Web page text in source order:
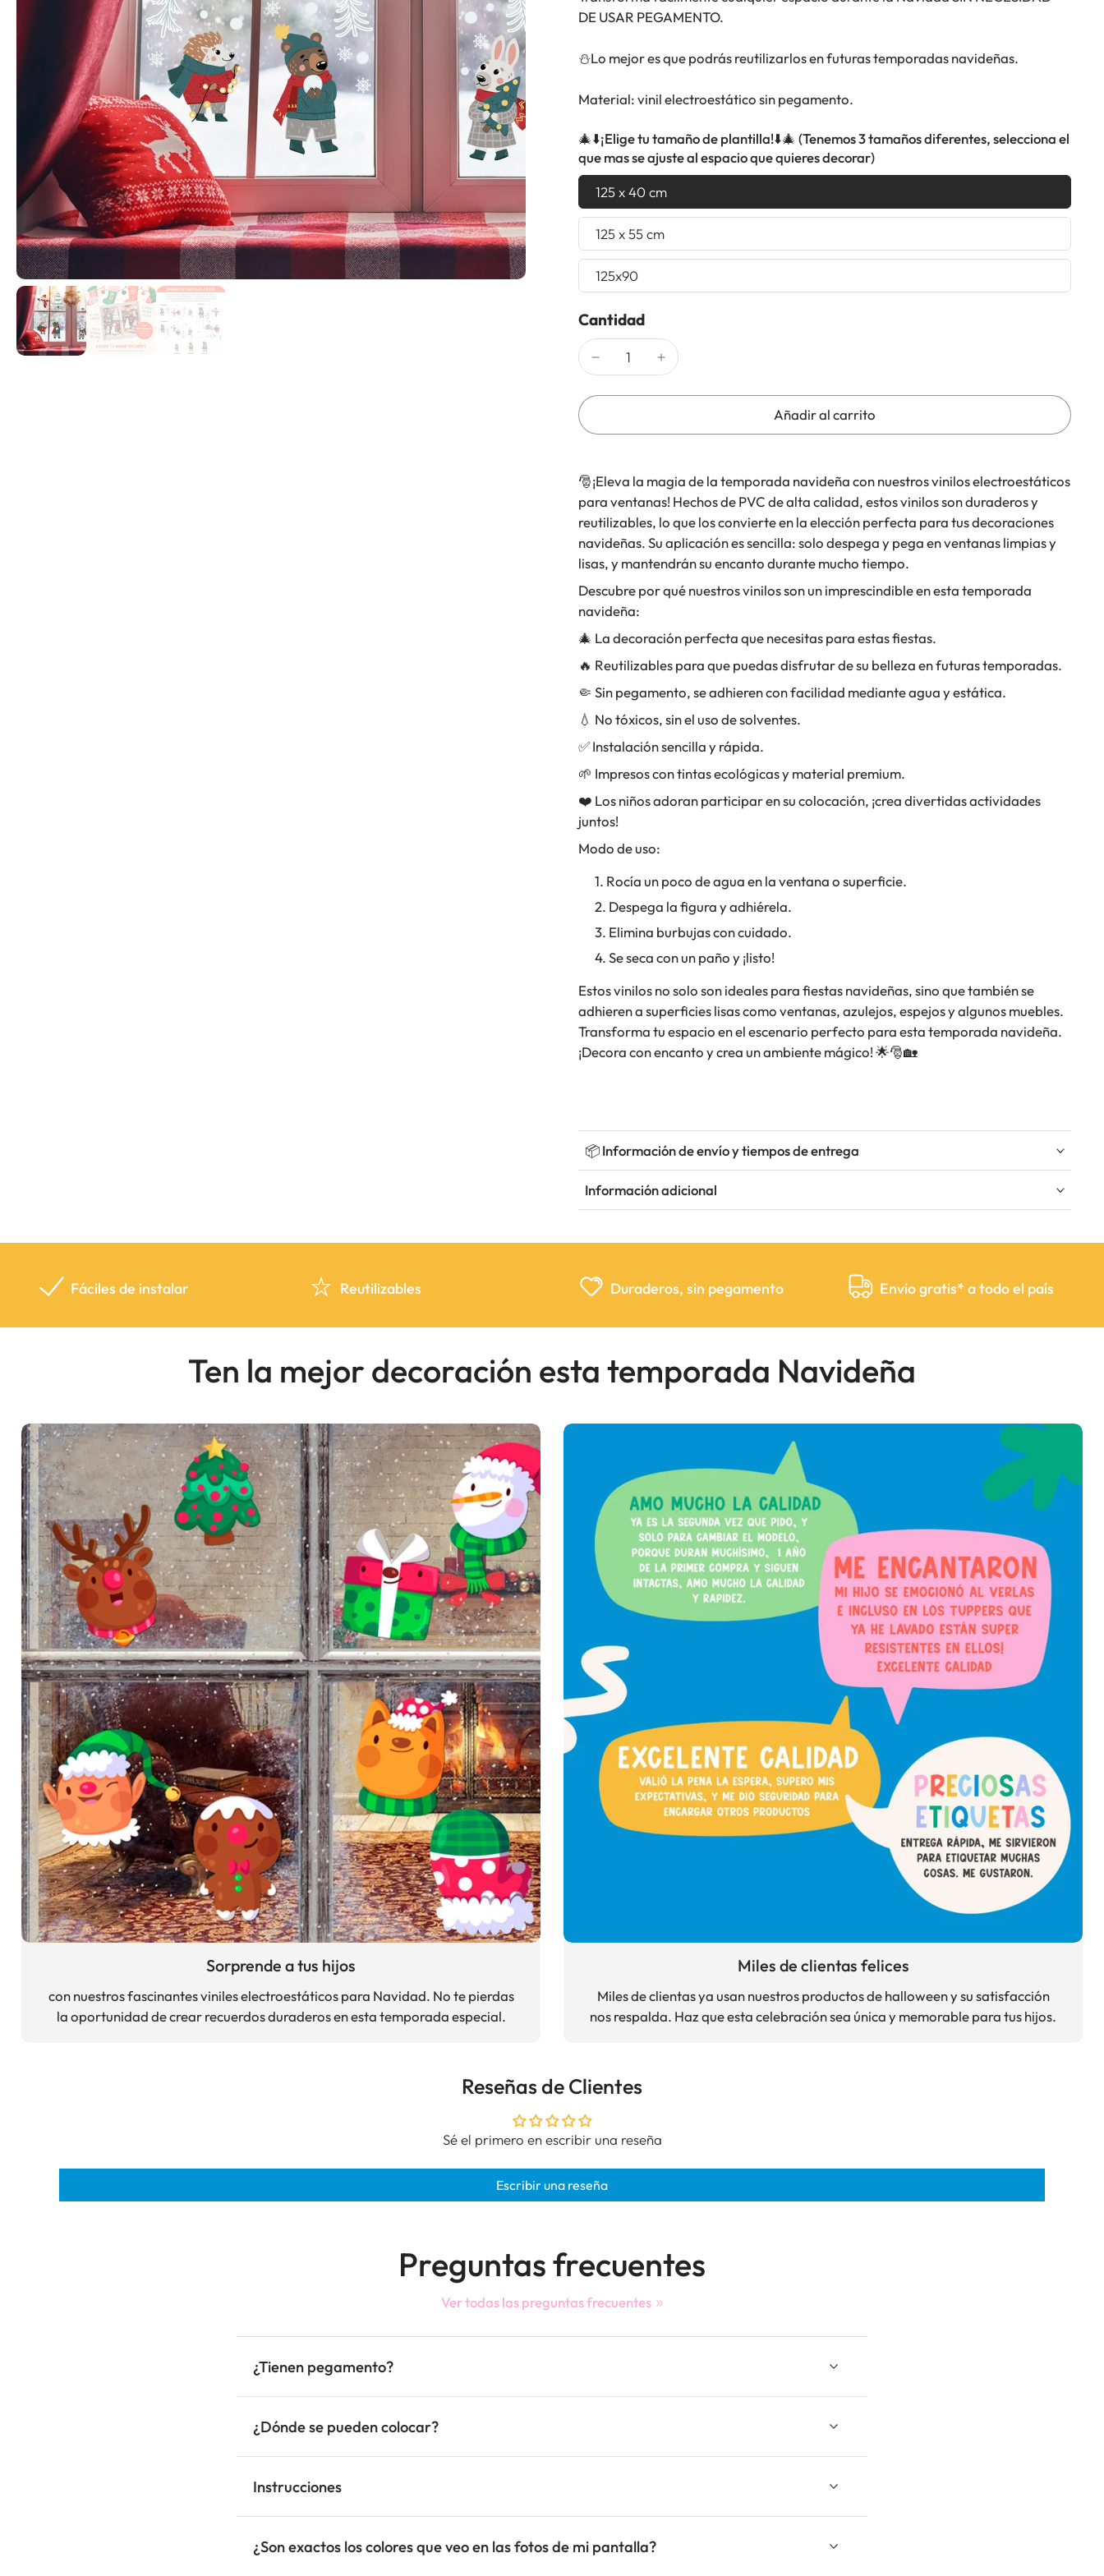
DE USAR PEGAMENTO.
⛄Lo mejor es que podrás reutilizarlos en futuras temporadas navideñas.
Material: vinil electroestático sin pegamento.
🎄⬇️¡Elige tu tamaño de plantilla!⬇️🎄 (Tenemos 3 tamaños diferentes, selecciona el
que mas se ajuste al espacio que quieres decorar)
125 x 40 cm
125 x 55 cm
125x90
Cantidad
Añadir al carrito
🎅¡Eleva la magia de la temporada navideña con nuestros vinilos electroestáticos
para ventanas! Hechos de PVC de alta calidad, estos vinilos son duraderos y
reutilizables, lo que los convierte en la elección perfecta para tus decoraciones
navideñas. Su aplicación es sencilla: solo despega y pega en ventanas limpias y
lisas, y mantendrán su encanto durante mucho tiempo.
Descubre por qué nuestros vinilos son un imprescindible en esta temporada
navideña:
🎄 La decoración perfecta que necesitas para estas fiestas.
🔥 Reutilizables para que puedas disfrutar de su belleza en futuras temporadas.
🤏 Sin pegamento, se adhieren con facilidad mediante agua y estática.
💧 No tóxicos, sin el uso de solventes.
✅ Instalación sencilla y rápida.
🌱 Impresos con tintas ecológicas y material premium.
❤️ Los niños adoran participar en su colocación, ¡crea divertidas actividades
juntos!
Modo de uso:
Rocía un poco de agua en la ventana o superficie.
Despega la figura y adhiérela.
Elimina burbujas con cuidado.
Se seca con un paño y ¡listo!
Estos vinilos no solo son ideales para fiestas navideñas, sino que también se
adhieren a superficies lisas como ventanas, azulejos, espejos y algunos muebles.
Transforma tu espacio en el escenario perfecto para esta temporada navideña.
¡Decora con encanto y crea un ambiente mágico! 🌟🎅🏡
📦 Información de envío y tiempos de entrega
Información adicional
Fáciles de instalar Reutilizables Duraderos, sin pegamento Envio gratis* a todo el país
Ten la mejor decoración esta temporada Navideña
Sorprende a tus hijos
con nuestros fascinantes viniles electroestáticos para Navidad. No te pierdas
la oportunidad de crear recuerdos duraderos en esta temporada especial.
Miles de clientas felices
Miles de clientas ya usan nuestros productos de halloween y su satisfacción
nos respalda. Haz que esta celebración sea única y memorable para tus hijos.
Reseñas de Clientes
Sé el primero en escribir una reseña
Escribir una reseña
Preguntas frecuentes
Ver todas las preguntas frecuentes
¿Tienen pegamento?
¿Dónde se pueden colocar?
Instrucciones
¿Son exactos los colores que veo en las fotos de mi pantalla?